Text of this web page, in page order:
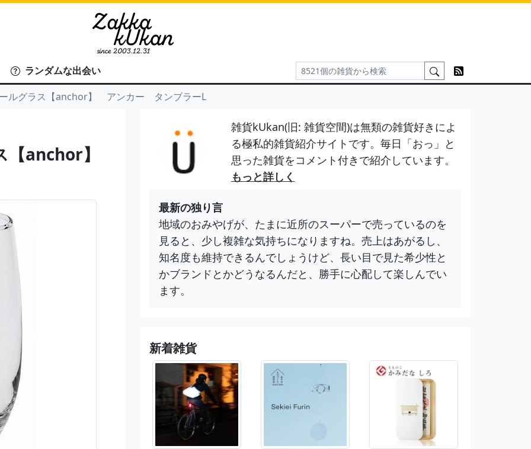
ランダムな出会い
ルグラス【anchor】 アンカー タンブラーL
【anchor】
雑貨kUkan(旧: 雑貨空間)は無類の雑貨好きによ
る極私的雑貨紹介サイトです。毎日「おっ」と
思った雑貨をコメント付きで紹介しています。
もっと詳しく
最新の独り言
地域のおみやげが、たまに近所のスーパーで売っているのを
見ると、少し複雑な気持ちになりますね。売上はあがるし、
知名度も維持できるんでしょうけど、長い目で見た希少性と
かブランドとかどうなるんだと、勝手に心配して楽しんでい
ます。
新着雑貨